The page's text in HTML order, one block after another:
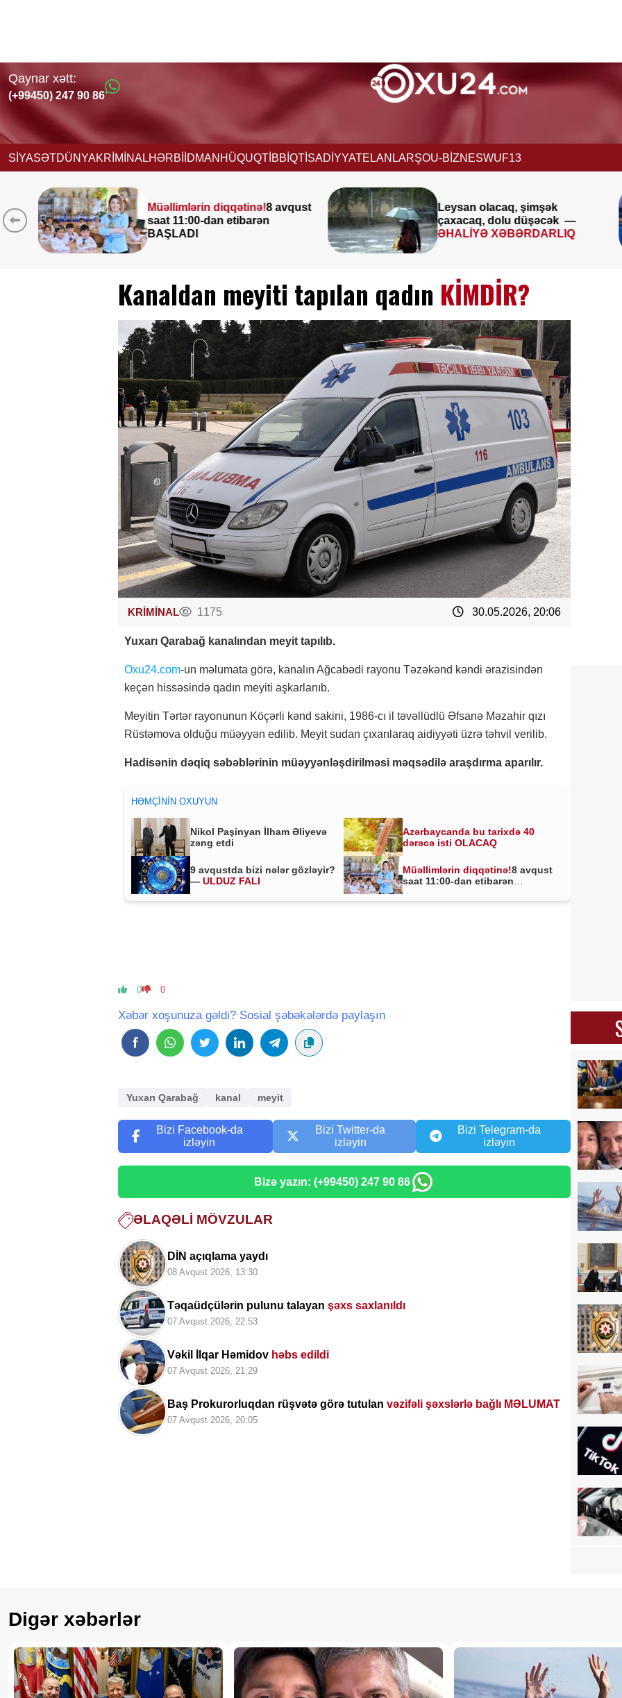
Qaynar xətt:
(+99450) 247 90 86
SİYASƏTDÜNYAKRİMİNAL HƏRBİİDMANHÜQUQTİBBİQTİSADİYYATELANLARŞOU-BİZNESWUF13
8 avqust
Leysan olacaq, şimşək
çaxacaq, dolu düşəcək —
ƏHALİYƏ XƏBƏRDARLIQ
Avqustun 8-9-u ilə bağlı
XƏBƏRDARLIQ
Kanaldan meyiti tapılan qadın KİMDİR?
KRİMİNAL 1175 30.05.2026, 20:06
Yuxarı Qarabağ kanalından meyit tapılıb.
Oxu24.com-un məlumata görə, kanalın Ağcabədi rayonu Təzəkənd kəndi ərazisindən
keçən hissəsində qadın meyiti aşkarlanıb.
Meyitin Tərtər rayonunun Köçərli kənd sakini, 1986-cı il təvəllüdlü Əfsanə Məzahir qızı
Rüstəmova olduğu müəyyən edilib. Meyit sudan çıxarılaraq aidiyyəti üzrə təhvil verilib.
Hadisənin dəqiq səbəblərinin müəyyənləşdirilməsi məqsədilə araşdırma aparılır.
HƏMÇININ OXUYUN
Nikol Paşinyan İlham Əliyevə
zəng etdi
Azərbaycanda bu tarixdə 40
dərəcə isti OLACAQ
9 avqustda bizi nələr gözləyir?
—ULDUZ FALI
Müəllimlərin diqqətinə!8 avqust
saat 11:00-dan etibarən
0 0
Xəbər xoşunuza gəldi? Sosial şəbəkələrdə paylaşın
Yuxarı Qarabağ kanal meyit
Bizi Facebook-da
izləyin
Bizi Twitter-da
izləyin
Bizi Telegram-da
izləyin
Bizə yazın: (+99450) 247 90 86
ƏLAQƏLI MÖVZULAR
DİN açıqlama yaydı
08 Avqust 2026, 13:30
Təqaüdçülərin pulunu talayanşəxs saxlanıldı
07 Avqust 2026, 22:53
Vəkil İlqar Həmidov həbs edildi
07 Avqust 2026, 21:29
Baş Prokurorluqdan rüşvətə görə tutulanvəzifəli şəxslərlə bağlı MƏLUMAT
07 Avqust 2026, 20:05
Digər xəbərlər